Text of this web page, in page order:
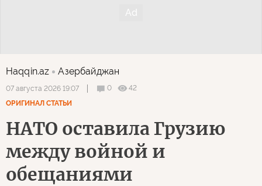
Haqqin.az Азербайджан
07 августа 2026 19:07 0
42
ОРИГИНАЛ СТАТЬИ
НАТО оставила Грузию
между войной и
обещаниями